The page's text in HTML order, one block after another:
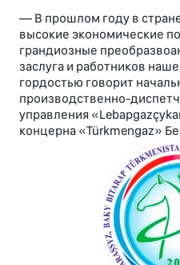
— В прошлом году в
высокие экономические
грандиозные
заслуга и работников
гордостью говорит
производственно-
управления
концерна «Türkmengaz»